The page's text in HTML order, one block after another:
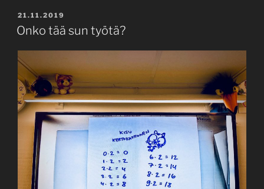
POSTED
ON
21.11.2019
Onko tää sun työtä?